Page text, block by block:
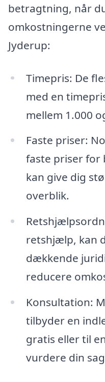
betragtning, når
omkostningerne
Jyderup:
Timepris: De
med en
mellem 1.000
Faste priser:
faste priser for
kan give dig
overblik.
retshjælp, kan
dækkende
reducere
Konsultation:
tilbyder en
gratis eller til
vurdere din